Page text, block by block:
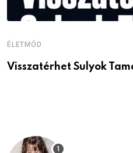
ÉLETMÓD
Visszatérhet Sulyok